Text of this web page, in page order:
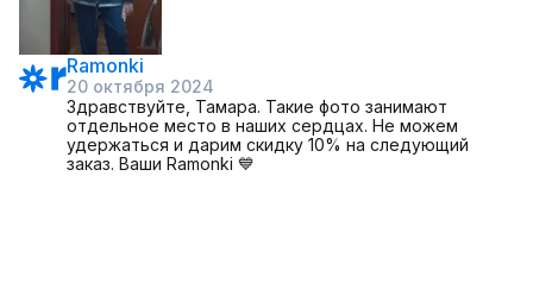
Ramonki
20 октября 2024
Здравствуйте, Тамара. Такие фото занимают
отдельное место в наших сердцах. Не можем
удержаться и дарим скидку 10% на следующий
заказ. Ваши Ramonki 💙